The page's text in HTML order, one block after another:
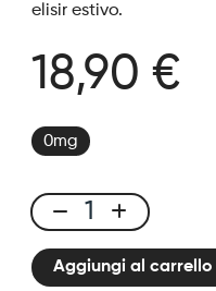
elisir estivo.
18,90 €
0mg
E-
liquid
50mlAggiungi al carrello